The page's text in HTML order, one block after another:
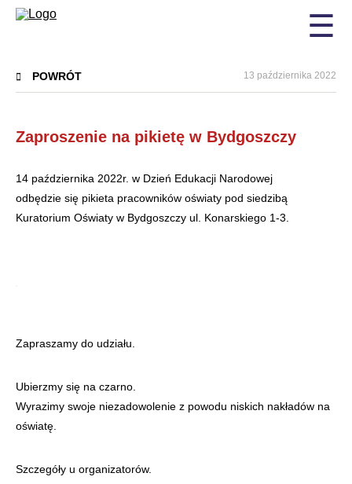
☰
POWRÓT 13 października 2022
Zaproszenie na pikietę w Bydgoszczy
14 października 2022r. w Dzień Edukacji Narodowej
odbędzie się pikieta pracowników oświaty pod siedzibą
Kuratorium Oświaty w Bydgoszczy ul. Konarskiego 1-3.
Zapraszamy do udziału.
Ubierzmy się na czarno.
Wyrazimy swoje niezadowolenie z powodu niskich nakładów na
oświatę.
Szczegóły u organizatorów.